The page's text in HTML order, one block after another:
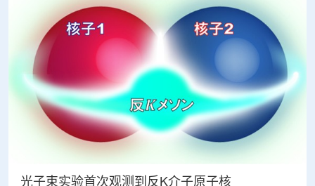
光子束实验首次观测到反K介子原子核